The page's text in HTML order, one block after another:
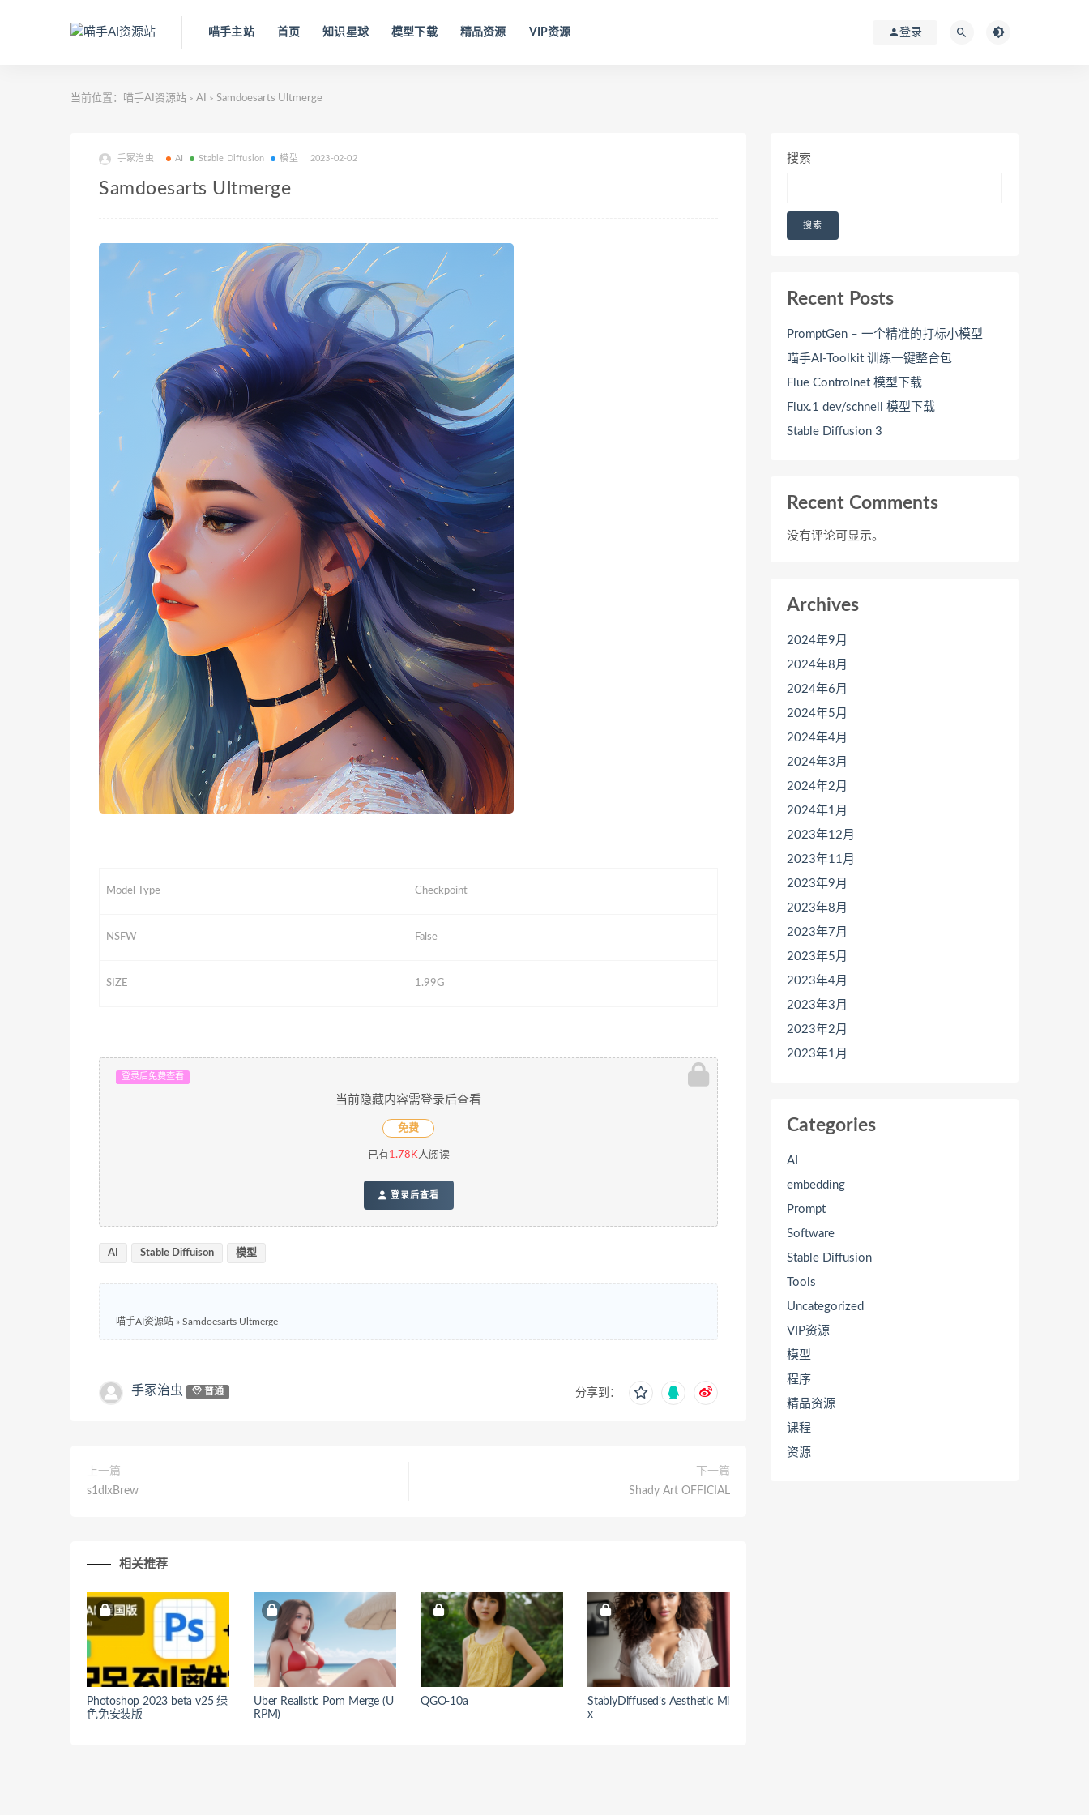
喵手主站 首页 知识星球 模型下载 精品资源 VIP资源 登录
当前位置： 喵手AI资源站 > AI > Samdoesarts Ultmerge
手冢治虫 AI Stable Diffusion 模型 2023-02-02
Samdoesarts Ultmerge
Model Type Checkpoint
NSFW False
SIZE 1.99G
登录后免费查看
当前隐藏内容需登录后查看
免费
已有1.78K人阅读
登录后查看
AI Stable Diffuison 模型
喵手AI资源站 » Samdoesarts Ultmerge
手冢治虫 普通 分享到：
上一篇
s1dlxBrew
下一篇
Shady Art OFFICIAL
相关推荐
Photoshop 2023 beta v25 绿
色免安装版
Uber Realistic Porn Merge (U
RPM)
QGO-10a
StablyDiffused’s Aesthetic Mi
x
搜索
搜索
Recent Posts
PromptGen – 一个精准的打标小模型
喵手AI-Toolkit 训练一键整合包
Flue Controlnet 模型下载
Flux.1 dev/schnell 模型下载
Stable Diffusion 3
Recent Comments
没有评论可显示。
Archives
2024年9月
2024年8月
2024年6月
2024年5月
2024年4月
2024年3月
2024年2月
2024年1月
2023年12月
2023年11月
2023年9月
2023年8月
2023年7月
2023年5月
2023年4月
2023年3月
2023年2月
2023年1月
Categories
AI
embedding
Prompt
Software
Stable Diffusion
Tools
Uncategorized
VIP资源
模型
程序
精品资源
课程
资源